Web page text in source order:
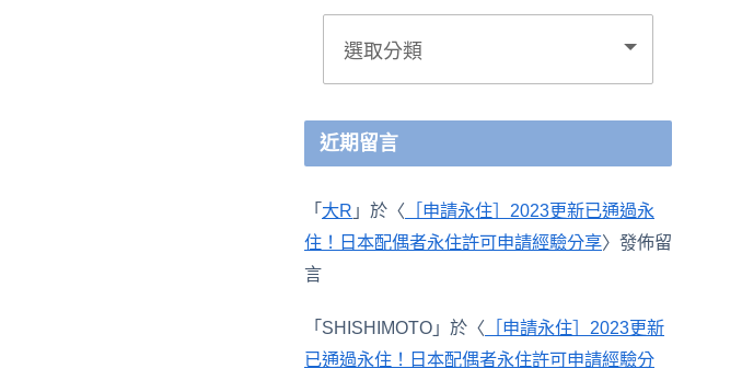
近期留言
「 大R 」於〈 ［申請永住］2023更新已通過永
住！日本配偶者永住許可申請經驗分享〉發佈留
言
「 SHISHIMOTO 」於〈 ［申請永住］2023更新
已通過永住！日本配偶者永住許可申請經驗分